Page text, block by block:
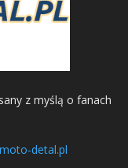
z myślą o fanach
detal.pl